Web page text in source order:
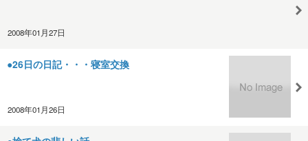
2008年01月27日
●26日の日記・・・寝室交換
2008年01月26日